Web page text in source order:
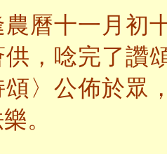
曆十一月初
供，唸完了讚
頌〉公佈於眾
。